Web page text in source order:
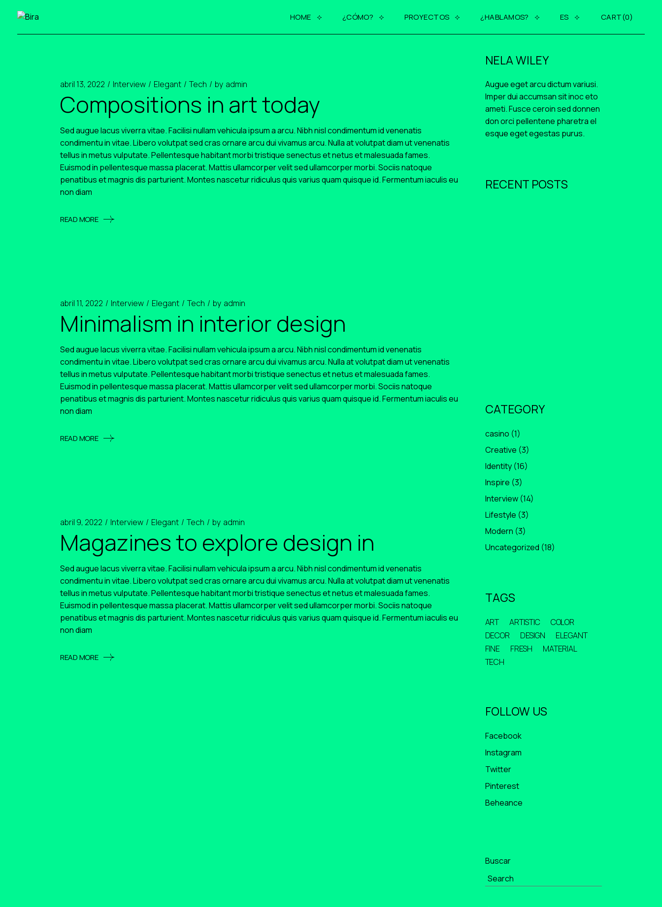
HOME ¿CÓMO? PROYECTOS ¿HABLAMOS? ES
EU
CART 0
abril 13, 2022 Interview Elegant Tech by admin
Compositions in art today
Sed augue lacus viverra vitae. Facilisi nullam vehicula ipsum a arcu. Nibh nisl condimentum id venenatis
condimentu in vitae. Libero volutpat sed cras ornare arcu dui vivamus arcu. Nulla at volutpat diam ut venenatis
tellus in metus vulputate. Pellentesque habitant morbi tristique senectus et netus et malesuada fames.
Euismod in pellentesque massa placerat. Mattis ullamcorper velit sed ullamcorper morbi. Sociis natoque
penatibus et magnis dis parturient. Montes nascetur ridiculus quis varius quam quisque id. Fermentum iaculis eu
non diam
READ MORE
abril 11, 2022 Interview Elegant Tech by admin
Minimalism in interior design
Sed augue lacus viverra vitae. Facilisi nullam vehicula ipsum a arcu. Nibh nisl condimentum id venenatis
condimentu in vitae. Libero volutpat sed cras ornare arcu dui vivamus arcu. Nulla at volutpat diam ut venenatis
tellus in metus vulputate. Pellentesque habitant morbi tristique senectus et netus et malesuada fames.
Euismod in pellentesque massa placerat. Mattis ullamcorper velit sed ullamcorper morbi. Sociis natoque
penatibus et magnis dis parturient. Montes nascetur ridiculus quis varius quam quisque id. Fermentum iaculis eu
non diam
READ MORE
abril 9, 2022 Interview Elegant Tech by admin
Magazines to explore design in
Sed augue lacus viverra vitae. Facilisi nullam vehicula ipsum a arcu. Nibh nisl condimentum id venenatis
condimentu in vitae. Libero volutpat sed cras ornare arcu dui vivamus arcu. Nulla at volutpat diam ut venenatis
tellus in metus vulputate. Pellentesque habitant morbi tristique senectus et netus et malesuada fames.
Euismod in pellentesque massa placerat. Mattis ullamcorper velit sed ullamcorper morbi. Sociis natoque
penatibus et magnis dis parturient. Montes nascetur ridiculus quis varius quam quisque id. Fermentum iaculis eu
non diam
READ MORE
NELA WILEY
Augue eget arcu dictum variusi.
Imper dui accumsan sit inoc eto
ameti. Fusce ceroin sed donnen
don orci pellentene pharetra el
esque eget egestas purus.
RECENT POSTS
CATEGORY
casino (1)
Creative (3)
Identity(16)
Inspire (3)
Interview(14)
Lifestyle (3)
Modern (3)
Uncategorized (18)
TAGS
ART ARTISTIC
COLOR
DECOR
DESIGN
ELEGANT
FINE
FRESH
MATERIAL
TECH
FOLLOW US
Facebook
Instagram
Twitter
Pinterest
Beheance
Buscar